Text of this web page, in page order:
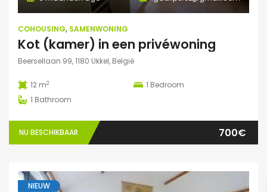
COHOUSING, SAMENWONING
Kot (kamer) in een privéwoning
Beersellaan 99, 1180 Ukkel, België
12 m2 1 Bedroom
1 Bathroom
NU BESCHIKBAAR 700€
NIEUW